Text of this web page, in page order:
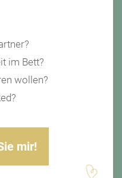
im Bett?
wollen?
mir!